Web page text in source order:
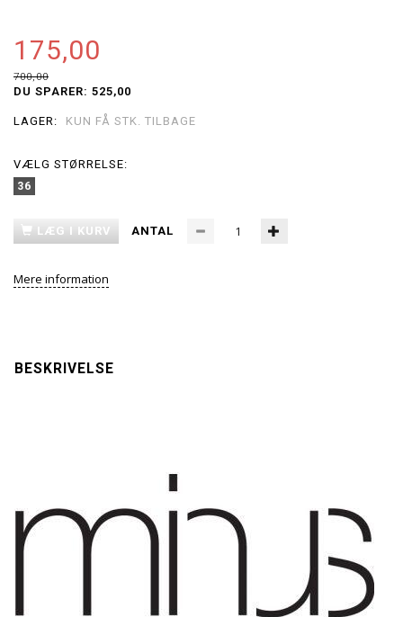
175,00
700,00
DU SPARER: 525,00
LAGER: KUN FÅ STK. TILBAGE
VÆLG STØRRELSE:
36
LÆG I KURV ANTAL
Mere information
BESKRIVELSE